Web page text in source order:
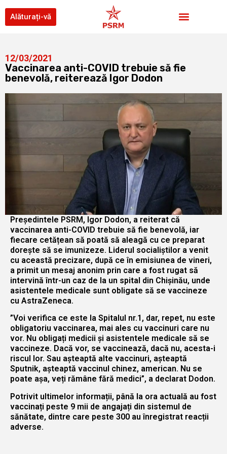
Alăturați-vă
12/03/2021
Vaccinarea anti-COVID trebuie să fie
benevolă, reiterează Igor Dodon
Președintele PSRM, Igor Dodon, a reiterat că
vaccinarea anti-COVID trebuie să fie benevolă, iar
fiecare cetățean să poată să aleagă cu ce preparat
dorește să se imunizeze. Liderul socialiștilor a venit
cu această precizare, după ce în emisiunea de vineri,
a primit un mesaj anonim prin care a fost rugat să
intervină într-un caz de la un spital din Chișinău, unde
asistentele medicale sunt obligate să se vaccineze
cu AstraZeneca.
”Voi verifica ce este la Spitalul nr.1, dar, repet, nu este
obligatoriu vaccinarea, mai ales cu vaccinuri care nu
vor. Nu obligați medicii și asistentele medicale să se
vaccineze. Dacă vor, se vaccinează, dacă nu, acesta-i
riscul lor. Sau așteaptă alte vaccinuri, așteaptă
Sputnik, așteaptă vaccinul chinez, american. Nu se
poate așa, veți rămâne fără medici”, a declarat Dodon.
Potrivit ultimelor informații, până la ora actuală au fost
vaccinați peste 9 mii de angajați din sistemul de
sănătate, dintre care peste 300 au înregistrat reacții
adverse.